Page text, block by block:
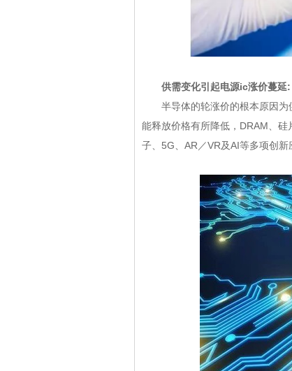
供需变化引起电源ic涨价蔓
半导体的轮涨价的根本原因为
能释放价格有所降低，DRAM、
子、5G、AR／VR及AI等多项创新